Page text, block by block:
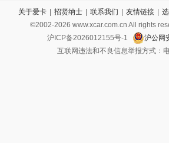
3.4号展厅
关于爱卡 | 招贤纳士 | 联系我们 | 友情链接 |
©2002-2026 www.xcar.com.cn All rights
沪ICP备2026012155号-1
沪公网
互联网违法和不良信息举报方式：